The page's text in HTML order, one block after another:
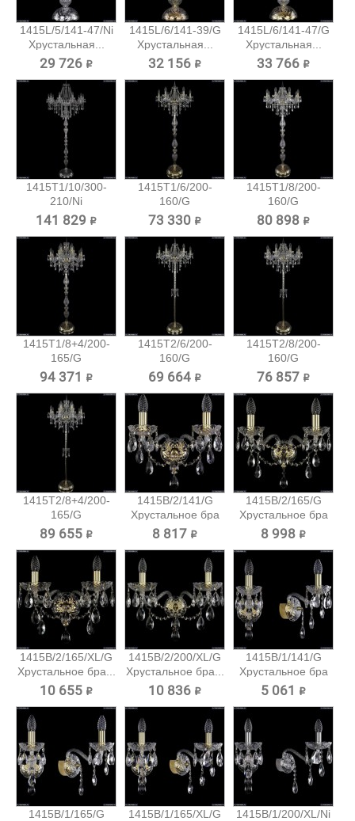
1415L/5/141-47/Ni
Хрустальная...
29 726 ₽
1415L/6/141-39/G
Хрустальная...
32 156 ₽
1415L/6/141-47/G
Хрустальная...
33 766 ₽
1415T1/10/300-
210/Ni
Хрустальный...
141 829 ₽
1415T1/6/200-
160/G
Хрустальный
73 330 ₽
1415T1/8/200-
160/G
Хрустальный
80 898 ₽
1415T1/8+4/200-
165/G
Хрустальный...
94 371 ₽
1415T2/6/200-
160/G
Хрустальный
69 664 ₽
1415T2/8/200-
160/G
Хрустальный
76 857 ₽
1415T2/8+4/200-
165/G
Хрустальный...
89 655 ₽
1415B/2/141/G
Хрустальное бра
Bohemia...
8 817 ₽
1415B/2/165/G
Хрустальное бра
Bohemia...
8 998 ₽
1415B/2/165/XL/G
Хрустальное бра...
10 655 ₽
1415B/2/200/XL/G
Хрустальное бра...
10 836 ₽
1415B/1/141/G
Хрустальное бра
Bohemia...
5 061 ₽
1415B/1/165/G
1415B/1/165/XL/G
1415B/1/200/XL/Ni